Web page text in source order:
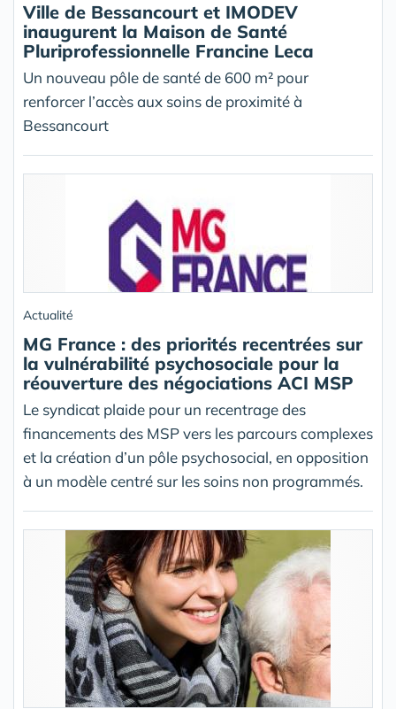
Ville de Bessancourt et IMODEV
inaugurent la Maison de Santé
Pluriprofessionnelle Francine Leca
Un nouveau pôle de santé de 600 m² pour
renforcer l’accès aux soins de proximité à
Bessancourt
Actualité
MG France : des priorités recentrées sur
la vulnérabilité psychosociale pour la
réouverture des négociations ACI MSP
Le syndicat plaide pour un recentrage des
financements des MSP vers les parcours complexes
et la création d’un pôle psychosocial, en opposition
à un modèle centré sur les soins non programmés.